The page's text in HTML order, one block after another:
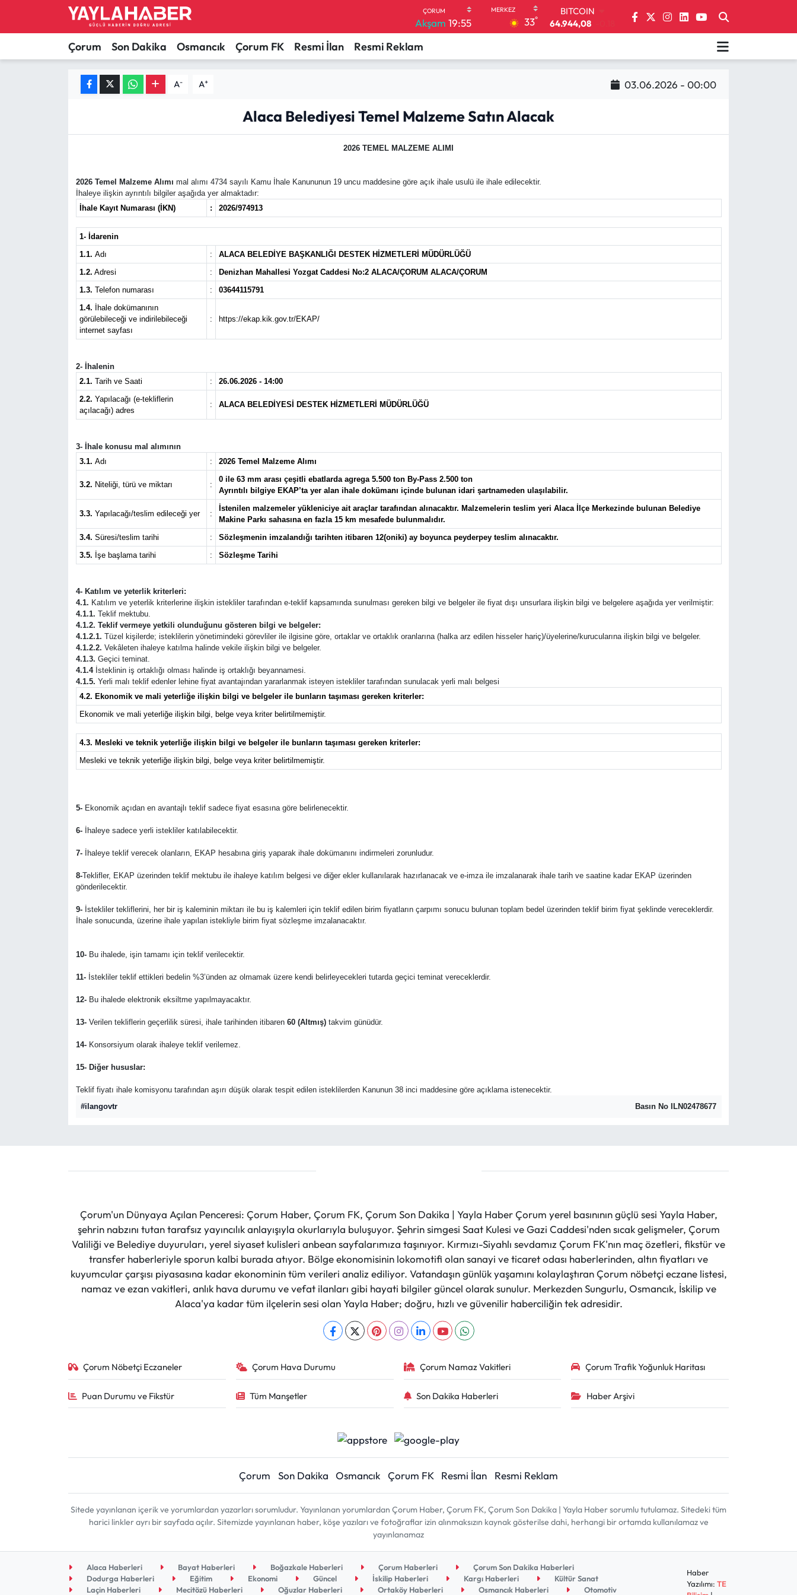
Akşam 19:55 33°
BITCOIN
64.944,08
DOLAR
EURO
6660.55
BİST100
Çorum Son Dakika Osmancık Çorum FK Resmi İlan Resmi Reklam
A- A+ 03.06.2026 - 00:00
Alaca Belediyesi Temel Malzeme Satın Alacak
2026 TEMEL MALZEME ALIMI
2026 Temel Malzeme Alımı mal alımı 4734 sayılı Kamu İhale Kanununun 19 uncu maddesine göre açık ihale usulü ile ihale edilecektir.
İhaleye ilişkin ayrıntılı bilgiler aşağıda yer almaktadır:
İhale Kayıt Numarası (İKN)
: 2026/974913
1- İdarenin
1.1. Adı :
ALACA BELEDİYE BAŞKANLIĞI DESTEK HİZMETLERİ MÜDÜRLÜĞÜ
1.2. Adresi :
Denizhan Mahallesi Yozgat Caddesi No:2 ALACA/ÇORUM ALACA/ÇORUM
1.3. Telefon numarası :
03644115791
1.4. İhale dokümanının
görülebileceği ve indirilebileceği
internet sayfası
: https://ekap.kik.gov.tr/EKAP/
2- İhalenin
2.1. Tarih ve Saati :
26.06.2026 - 14:00
2.2. Yapılacağı (e-tekliflerin
açılacağı) adres
: ALACA BELEDİYESİ DESTEK HİZMETLERİ MÜDÜRLÜĞÜ
3- İhale konusu mal alımının
3.1. Adı : 2026 Temel Malzeme Alımı
3.2. Niteliği, türü ve miktarı :
0 ile 63 mm arası çeşitli ebatlarda agrega 5.500 ton By-Pass 2.500 ton
Ayrıntılı bilgiye EKAP’ta yer alan ihale dokümanı içinde bulunan idari şartnameden ulaşılabilir.
3.3. Yapılacağı/teslim edileceği yer :
İstenilen malzemeler yükleniciye ait araçlar tarafından alınacaktır. Malzemelerin teslim yeri Alaca İlçe Merkezinde bulunan Belediye
Makine Parkı sahasına en fazla 15 km mesafede bulunmalıdır.
3.4. Süresi/teslim tarihi :
Sözleşmenin imzalandığı tarihten itibaren 12(oniki) ay boyunca peyderpey teslim alınacaktır.
3.5. İşe başlama tarihi : Sözleşme Tarihi
4- Katılım ve yeterlik kriterleri:
4.1. Katılım ve yeterlik kriterlerine ilişkin istekliler tarafından e-teklif kapsamında sunulması gereken bilgi ve belgeler ile fiyat dışı unsurlara ilişkin bilgi ve belgelere aşağıda yer verilmiştir:
4.1.1. Teklif mektubu.
4.1.2. Teklif vermeye yetkili olunduğunu gösteren bilgi ve belgeler:
4.1.2.1. Tüzel kişilerde; isteklilerin yönetimindeki görevliler ile ilgisine göre, ortaklar ve ortaklık oranlarına (halka arz edilen hisseler hariç)/üyelerine/kurucularına ilişkin bilgi ve belgeler.
4.1.2.2. Vekâleten ihaleye katılma halinde vekile ilişkin bilgi ve belgeler.
4.1.3. Geçici teminat.
4.1.4İsteklinin iş ortaklığı olması halinde iş ortaklığı beyannamesi.
4.1.5. Yerli malı teklif edenler lehine fiyat avantajından yararlanmak isteyen istekliler tarafından sunulacak yerli malı belgesi
4.2. Ekonomik ve mali yeterliğe ilişkin bilgi ve belgeler ile bunların taşıması gereken kriterler:
Ekonomik ve mali yeterliğe ilişkin bilgi, belge veya kriter belirtilmemiştir.
4.3. Mesleki ve teknik yeterliğe ilişkin bilgi ve belgeler ile bunların taşıması gereken kriterler:
Mesleki ve teknik yeterliğe ilişkin bilgi, belge veya kriter belirtilmemiştir.
5-Ekonomik açıdan en avantajlı teklif sadece fiyat esasına göre belirlenecektir.
6- İhaleye sadece yerli istekliler katılabilecektir.
7-İhaleye teklif verecek olanların, EKAP hesabına giriş yaparak ihale dokümanını indirmeleri zorunludur.
8-Teklifler, EKAP üzerinden teklif mektubu ile ihaleye katılım belgesi ve diğer ekler kullanılarak hazırlanacak ve e-imza ile imzalanarak ihale tarih ve saatine kadar EKAP üzerinden
gönderilecektir.
9-İstekliler tekliflerini, her bir iş kaleminin miktarı ile bu iş kalemleri için teklif edilen birim fiyatların çarpımı sonucu bulunan toplam bedel üzerinden teklif birim fiyat şeklinde vereceklerdir.
İhale sonucunda, üzerine ihale yapılan istekliyle birim fiyat sözleşme imzalanacaktır.
10-Bu ihalede, işin tamamı için teklif verilecektir.
11-İstekliler teklif ettikleri bedelin %3’ünden az olmamak üzere kendi belirleyecekleri tutarda geçici teminat vereceklerdir.
12- Bu ihalede elektronik eksiltme yapılmayacaktır.
13-Verilen tekliflerin geçerlilik süresi, ihale tarihinden itibaren 60 (Altmış)takvim günüdür.
14-Konsorsiyum olarak ihaleye teklif verilemez.
15- Diğer hususlar:
Teklif fiyatı ihale komisyonu tarafından aşırı düşük olarak tespit edilen isteklilerden Kanunun 38 inci maddesine göre açıklama istenecektir.
#ilangovtr
Basın No ILN02478677
Çorum'un Dünyaya Açılan Penceresi: Çorum Haber, Çorum FK, Çorum Son Dakika | Yayla Haber Çorum yerel basınının güçlü sesi Yayla Haber,
şehrin nabzını tutan tarafsız yayıncılık anlayışıyla okurlarıyla buluşuyor. Şehrin simgesi Saat Kulesi ve Gazi Caddesi'nden sıcak gelişmeler, Çorum
Valiliği ve Belediye duyuruları, yerel siyaset kulisleri anbean sayfalarımıza taşınıyor. Kırmızı-Siyahlı sevdamız Çorum FK'nın maç özetleri, fikstür ve
transfer haberleriyle sporun kalbi burada atıyor. Bölge ekonomisinin lokomotifi olan sanayi ve ticaret odası haberlerinden, altın fiyatları ve
kuyumcular çarşısı piyasasına kadar ekonominin tüm verileri analiz ediliyor. Vatandaşın günlük yaşamını kolaylaştıran Çorum nöbetçi eczane listesi,
namaz ve ezan vakitleri, anlık hava durumu ve vefat ilanları gibi hayati bilgiler güncel olarak sunulur. Merkezden Sungurlu, Osmancık, İskilip ve
Alaca'ya kadar tüm ilçelerin sesi olan Yayla Haber; doğru, hızlı ve güvenilir haberciliğin tek adresidir.
Çorum Nöbetçi Eczaneler Çorum Hava Durumu Çorum Namaz Vakitleri Çorum Trafik Yoğunluk Haritası
Puan Durumu ve Fikstür Tüm Manşetler Son Dakika Haberleri Haber Arşivi
Çorum Son Dakika Osmancık Çorum FK Resmi İlan Resmi Reklam
Sitede yayınlanan içerik ve yorumlardan yazarları sorumludur. Yayınlanan yorumlardan Çorum Haber, Çorum FK, Çorum Son Dakika | Yayla Haber sorumlu tutulamaz. Sitedeki tüm
harici linkler ayrı bir sayfada açılır. Sitemizde yayınlanan haber, köşe yazıları ve fotoğraflar izin alınmaksızın kaynak gösterilse dahi, herhangi bir ortamda kullanılamaz ve
yayınlanamaz
Alaca Haberleri Bayat Haberleri Boğazkale Haberleri Çorum Haberleri
Çorum Son Dakika Haberleri
Dodurga Haberleri
Eğitim Ekonomi Güncel İskilip Haberleri Kargı Haberleri
Kültür Sanat
Laçin Haberleri
Mecitözü Haberleri Oğuzlar Haberleri Ortaköy Haberleri Osmancık Haberleri Otomotiv
Haber
Yazılımı:TE
Alaca Haberleri
Bayat Haberleri
Bilim ve Teknoloji
Çorum Haberleri
Çorum Son Dakika Haberleri
Dodurga Haberleri
İskilip Haberleri
Kargı Haberleri
Kültür Sanat
Laçin Haberleri
Mecitözü Haberleri
Oğuzlar Haberleri
Ortaköy Haberleri
Osmancık Haberleri
Otomotiv
Resmi İlan
Resmi Reklam
Uğurludağ Haberleri
Yayla Haber
Yerel Haberler
Çorum Nöbetçi Eczaneler
Çorum Hava Durumu
Çorum Trafik Yoğunluk Haritası
Tüm Manşetler
Son Dakika Haberleri
Haber Arşivi